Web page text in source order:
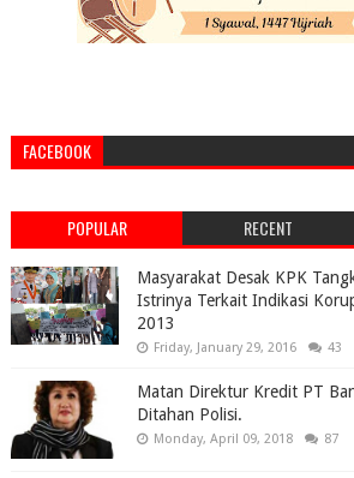
FACEBOOK
POPULAR RECENT
Masyarakat Desak KPK
Istrinya Terkait Indikasi
2013
Friday, January 29, 2016 43
Matan Direktur Kredit PT
Ditahan Polisi.
Monday, April 09, 2018 87